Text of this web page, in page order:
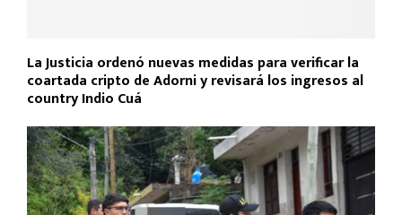
La Justicia ordenó nuevas medidas para verificar la
coartada cripto de Adorni y revisará los ingresos al
country Indio Cuá